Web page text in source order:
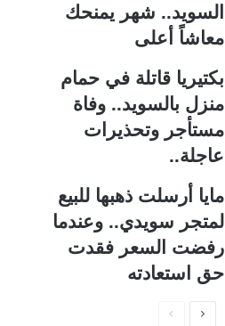
السويد.. شهر يمنحك
معاشاً أعلى
بكتيريا قاتلة في حمام
منزل بالسويد.. وفاة
مستأجر وتحذيرات
عاجلة..
مايا أرسلت ذهبها للبيع
لمتجر سويدي.. وعندما
رفضت السعر فقدت
حق استعادته